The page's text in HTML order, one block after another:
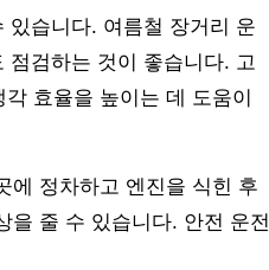
있습니다. 여름철 장거리 운
점검하는 것이 좋습니다. 고
효율을 높이는 데 도움이
에 정차하고 엔진을 식힌 후
을 줄 수 있습니다. 안전 운전